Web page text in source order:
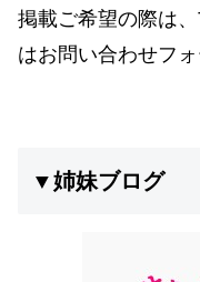
掲載ご希望の際は
はお問い合わせフ
▼姉妹ブログ